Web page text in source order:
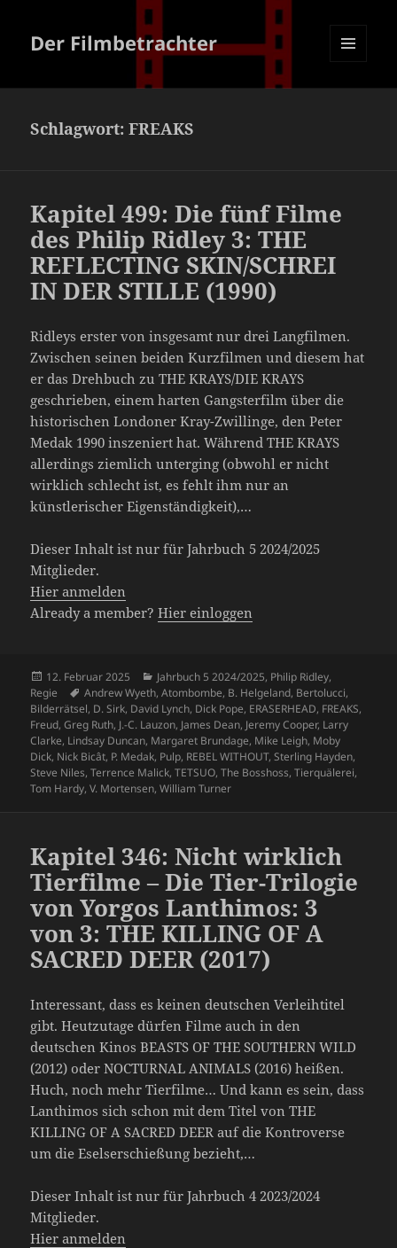
Der Filmbetrachter
Schlagwort:FREAKS
Kapitel 499: Die fünf Filme
des Philip Ridley 3: THE
REFLECTING SKIN/SCHREI
IN DER STILLE (1990)
Ridleys erster von insgesamt nur drei Langfilmen.
Zwischen seinen beiden Kurzfilmen und diesem hat
er das Drehbuch zu THE KRAYS/DIE KRAYS
geschrieben, einem harten Gangsterfilm über die
historischen Londoner Kray-Zwillinge, den Peter
Medak 1990 inszeniert hat. Während THE KRAYS
allerdings ziemlich unterging (obwohl er nicht
wirklich schlecht ist, es fehlt ihm nur an
künstlerischer Eigenständigkeit),…
Dieser Inhalt ist nur für Jahrbuch 5 2024/2025
Mitglieder.
Hier anmelden
Already a member?Hier einloggen
Veröffentlicht
am
12. Februar 2025 Kategorien
Jahrbuch 5 2024/2025, Philip Ridley,
Regie
Schlagwörter
Andrew Wyeth,Atombombe, B. Helgeland, Bertolucci,
Bilderrätsel, D. Sirk, David Lynch, Dick Pope, ERASERHEAD, FREAKS,
Freud,Greg Ruth, J.-C. Lauzon, James Dean, Jeremy Cooper, Larry
Clarke, Lindsay Duncan, Margaret Brundage, Mike Leigh, Moby
Dick, Nick Bicât, P. Medak, Pulp, REBEL WITHOUT,Sterling Hayden,
Steve Niles,Terrence Malick,TETSUO,The Bosshoss,Tierquälerei,
Tom Hardy,V. Mortensen,William Turner
Kapitel 346: Nicht wirklich
Tierfilme – Die Tier-Trilogie
von Yorgos Lanthimos: 3
von 3: THE KILLING OF A
SACRED DEER (2017)
Interessant, dass es keinen deutschen Verleihtitel
gibt. Heutzutage dürfen Filme auch in den
deutschen Kinos BEASTS OF THE SOUTHERN WILD
(2012) oder NOCTURNAL ANIMALS (2016) heißen.
Huch, noch mehr Tierfilme… Und kann es sein, dass
Lanthimos sich schon mit dem Titel von THE
KILLING OF A SACRED DEER auf die Kontroverse
um die Eselserschießung bezieht,…
Dieser Inhalt ist nur für Jahrbuch 4 2023/2024
Mitglieder.
Hier anmelden